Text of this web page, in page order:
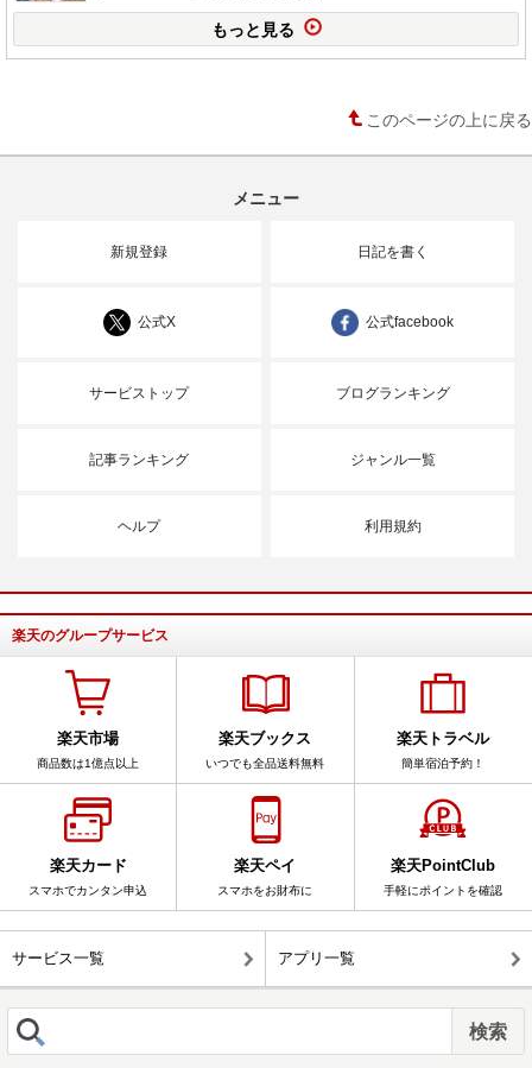
もっと見る
このページの上に戻る
メニュー
新規登録 日記を書く
公式X 公式facebook
サービストップ ブログランキング
記事ランキング ジャンル一覧
ヘルプ 利用規約
楽天のグループサービス
楽天市場
商品数は1億点以上
楽天ブックス
いつでも全品送料無料
楽天トラベル
簡単宿泊予約！
楽天カード
スマホでカンタン申込
楽天ペイ
スマホをお財布に
楽天PointClub
手軽にポイントを確認
サービス一覧 アプリ一覧